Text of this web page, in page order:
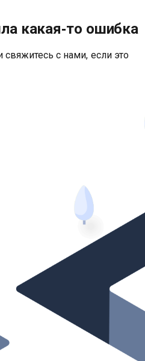
какая‑то ошибка
свяжитесь с нами, если это